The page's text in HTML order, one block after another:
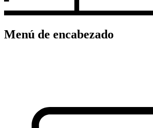
Menú de encabezado